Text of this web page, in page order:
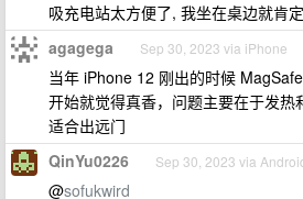
吸充电站太方便了, 我坐在桌边就肯
agagega Sep 30, 2023 via iPhone
当年 iPhone 12 刚出的时候
开始就觉得真香，问题主要在于发热
适合出远门
QinYu0226 Sep 30, 2023 via
@sofukwird